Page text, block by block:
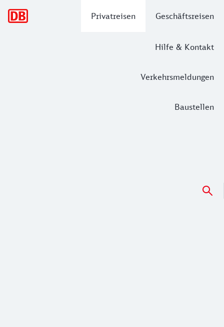
Privatreisen Geschäftsreisen
Hilfe & Kontakt
Verkehrsmeldungen
Baustellen